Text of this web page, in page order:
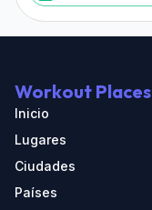
Workout Places
Inicio
Lugares
Ciudades
Países